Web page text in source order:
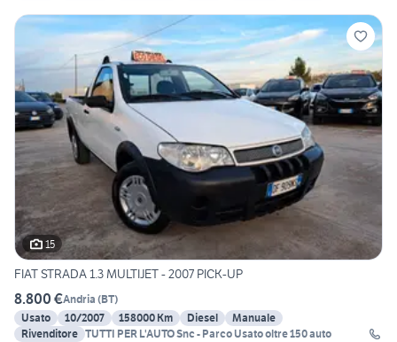
15
FIAT STRADA 1.3 MULTIJET - 2007 PICK-UP
8.800 €Andria (BT)
Usato
10/2007 158000 Km Diesel
Manuale
Rivenditore TUTTI PER L'AUTO Snc - Parco Usato oltre 150 auto